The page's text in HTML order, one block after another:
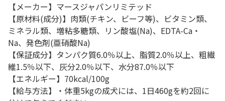
【メーカー】マースジャパンリミテッド
【原材料(成分)】肉類(チキン、ビーフ等)、ビタミン類、
ミネラル類、増粘多糖類、リン酸塩(Na)、EDTA-Ca・
Na、発色剤(亜硝酸Na)
【保証成分】タンパク質6.0％以上、脂質2.0％以上、粗繊
維1.5％以下、灰分2.0％以下、水分87.0％以下
【エネルギー】70kcal/100g
【給与方法】・体重5kgの成犬には、1日460gを約2回に